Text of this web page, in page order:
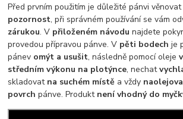
Před prvním použitím je důležité pánvi věnovat
pozornost, při správném používání se vám
zárukou. V přiloženém návodu najdete
provedou přípravou pánve. V pěti bodech je
pánev omýt a usušit, následně pomocí oleje
středním výkonu na plotýnce, nechat
skladovat na suchém místě a vždy
povrch pánve. Produkt není vhodný do